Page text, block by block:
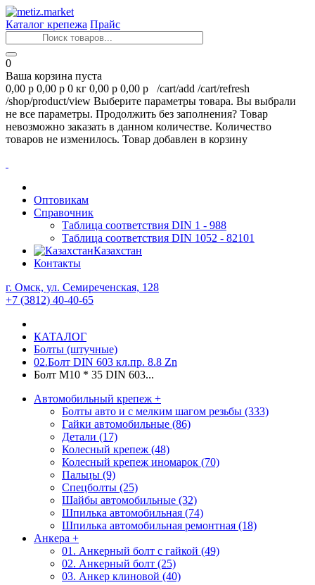
Каталог крепежа Прайс
0
Ваша корзина пуста
0,00 р 0,00 р 0 кг 0,00 р 0,00 р /cart/add /cart/refresh
/shop/product/view Выберите параметры товара. Вы выбрали
не все параметры. Продолжить без заполнения? Товар
невозможно заказать в данном количестве. Количество
товаров не изменилось. Товар добавлен в корзину
Оптовикам
Справочник
Таблица соответствия DIN 1 - 988
Таблица соответствия DIN 1052 - 82101
Казахстан
Контакты
г. Омск, ул. Семиреченская, 128
+7 (3812) 40-40-65
КАТАЛОГ
Болты (штучные)
02.Болт DIN 603 кл.пр. 8.8 Zn
Болт М10 * 35 DIN 603...
Автомобильный крепеж +
Болты авто и с мелким шагом резьбы (333)
Гайки автомобильные (86)
Детали (17)
Колесный крепеж (48)
Колесный крепеж иномарок (70)
Пальцы (9)
Спецболты (25)
Шайбы автомобильные (32)
Шпилька автомобильная (74)
Шпилька автомобильная ремонтная (18)
Анкера +
01. Анкерный болт с гайкой (49)
02. Анкерный болт (25)
03. Анкер клиновой (40)